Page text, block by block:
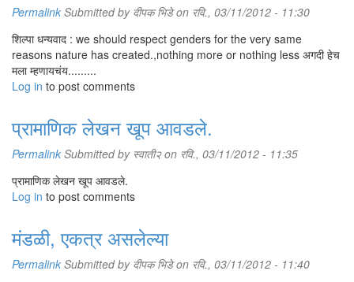
Permalink Submitted by दीपक भिडेon रवि., 03/11/2012 - 11:30
शिल्पा धन्यवाद : we should respect genders for the very same
reasons nature has created.,nothing more or nothing less अगदी हेच
मला म्हणायचंय.........
Log in to post comments
प्रामाणिक लेखन खूप आवडले.
Permalink Submitted by स्वाती२on रवि., 03/11/2012 - 11:35
प्रामाणिक लेखन खूप आवडले.
Log in to post comments
मंडळी, एकत्र असलेल्या
Permalink Submitted by दीपक भिडेon रवि., 03/11/2012 - 11:40